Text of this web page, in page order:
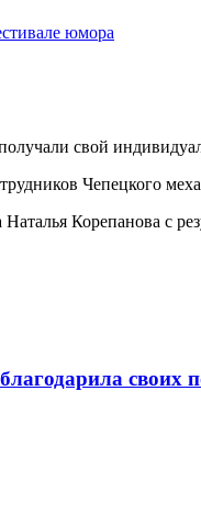
юмора
свой
Чепецкого
Корепанова с
своих